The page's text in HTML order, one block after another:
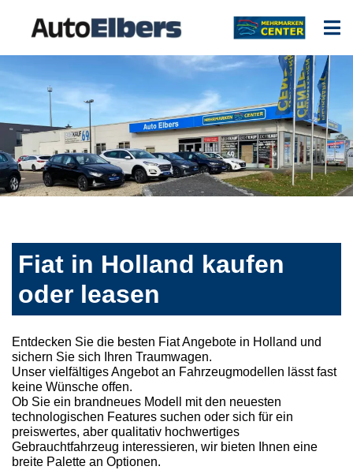
Fiat in Holland kaufen
oder leasen
Entdecken Sie die besten Fiat Angebote in Holland und
sichern Sie sich Ihren Traumwagen.
Unser vielfältiges Angebot an Fahrzeugmodellen lässt fast
keine Wünsche offen.
Ob Sie ein brandneues Modell mit den neuesten
technologischen Features suchen oder sich für ein
preiswertes, aber qualitativ hochwertiges
Gebrauchtfahrzeug interessieren, wir bieten Ihnen eine
breite Palette an Optionen.